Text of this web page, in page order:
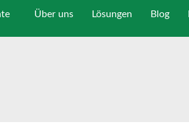
Über uns Lösungen Blog